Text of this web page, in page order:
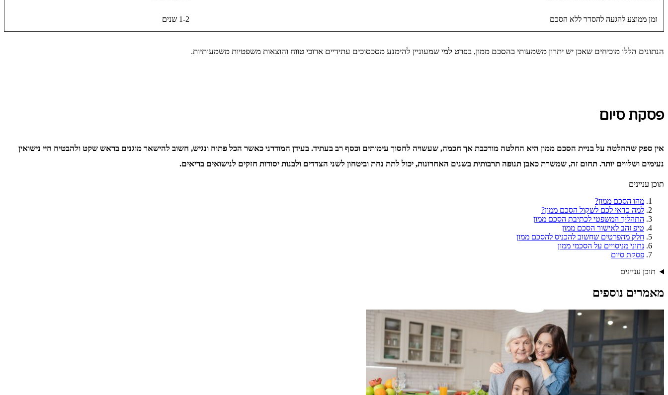
זמן ממוצע להגעה להסדר ללא הסכם 1-2 שנים
הנתונים הללו מוכיחים שאכן יש יתרון משמעותי בהסכם ממון, בפרט למי שמעוניין להימנע מסכסוכים עתידיים ארוכי טווח והוצאות משפטיות משמעותיות.
פסקת סיום
אין ספק שהחלטה על בניית הסכם ממון היא החלטה מורכבת אך חכמה, שעשויה לחסוך עימותים וכסף רב בעתיד. בעידן המודרני כאשר הכל פתוח ונגיש, חשוב להישאר מוגנים בראש שקט ולהבטיח חיי נישואין
נעימים ושלווים יותר. תחום זה, שמשרת כאבן תנופה תרבותית בשנים האחרונות, יכול לתת נחת וביטחון לשני הצדדים ולבנות יסודות חזקים לנישואים בריאים.
תוכן עניינים
מהו הסכם ממון?
למה כדאי לכם לשקול הסכם ממון?
התהליך המשפטי לכתיבת הסכם ממון
טיפ זהב לאישור הסכם ממון
חלק מהפרטים שחשוב להכניס להסכם ממון
נתוני מניסויים על הסכמי ממון
פסקת סיום
תוכן עניינים
מאמרים נוספים